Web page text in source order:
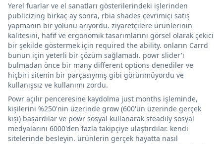
Yerel fuarlar ve el sanatları gösterilerindeki işlerinden
publicizing birkaç ay sonra, rbia shades çevrimiçi satış
yapmanın bir yolunu arıyordu. ziyaretçilere ürünlerinin
kalitesini, hafif ve ergonomik tasarımlarını görsel olarak çekici
bir şekilde göstermek için required the ability. onların Carrd
bunun için yeterli bir çözüm sağlamadı. powr slider'ı
bulmadan önce bir many different options denediler ve
hiçbiri sitenin bir parçasıymış gibi görünmüyordu ve
kullanışsız ve kullanımı zordu.
Powr açılır penceresine kaydolma just months işleminde,
kişilerini %250'nin üzerinde grow (600'ün üzerinde gerçek
kişi) başardılar ve powr sosyal kullanarak steadily sosyal
medyalarını 6000'den fazla takipçiye ulaştırdılar. kendi
sitelerinde besleyin. ürünlerin gerçek hayatta nasıl